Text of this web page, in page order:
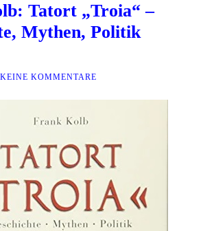
Tatort „Troia“ –
Mythen, Politik
KEINE KOMMENTARE